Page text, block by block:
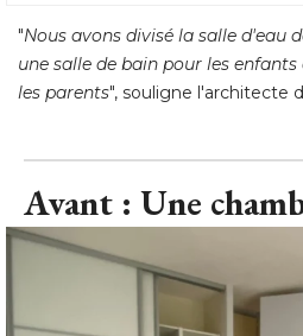
"Nous avons divisé la salle d'eau
une salle de bain pour les
les parents", souligne l'architecte
Avant : Une